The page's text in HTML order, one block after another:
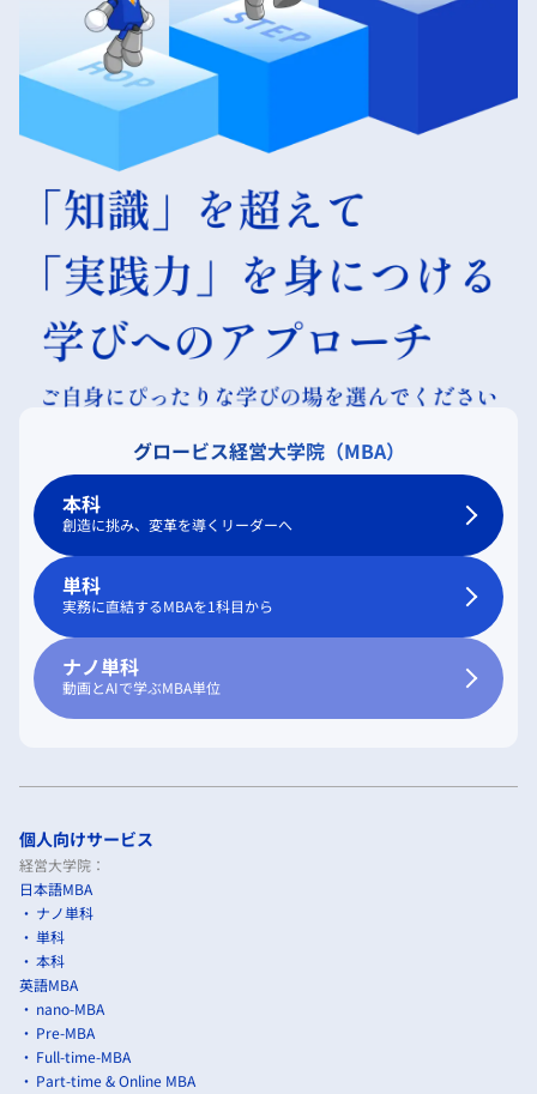
グロービス経営大学院（MBA）
本科
創造に挑み、変革を導くリーダーへ
単科
実務に直結するMBAを1科目から
ナノ単科
動画とAIで学ぶMBA単位
個人向けサービス
経営大学院：
日本語MBA
ナノ単科
単科
本科
英語MBA
nano-MBA
Pre-MBA
Full-time-MBA
Part-time & Online MBA